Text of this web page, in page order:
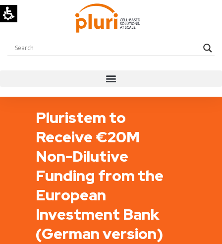
Pluristem to
Receive €20M
Non-Dilutive
Funding from the
European
Investment Bank
(German version)